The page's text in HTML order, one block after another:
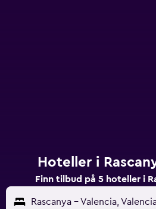
Hoteller i
Finn tilbud på 5 hoteller i
Rascanya - Valencia,